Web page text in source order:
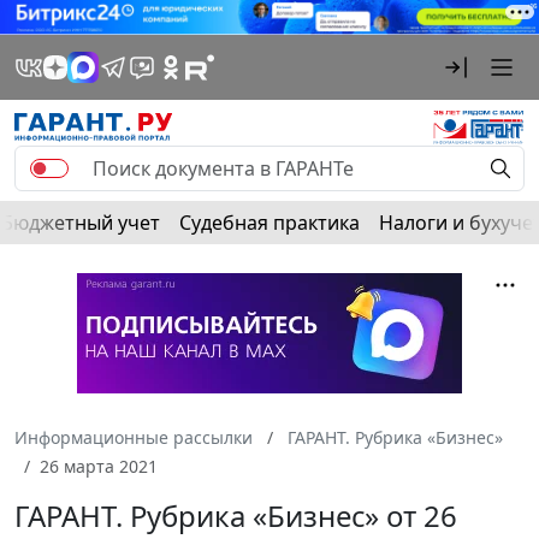
Бюджетный учет Судебная практика Налоги и
Информационные рассылки
ГАРАНТ. Рубрика «Бизнес»
26 марта 2021
ГАРАНТ. Рубрика «Бизнес» от 26